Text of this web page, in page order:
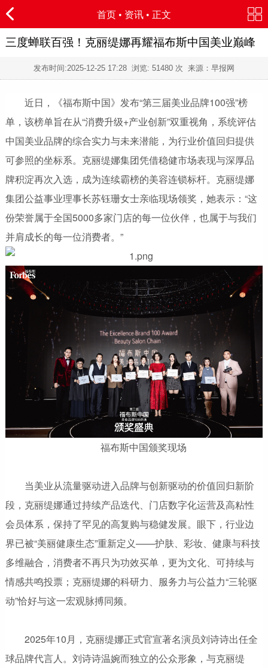
首页 • 资讯 • 正文
三度蝉联百强！克丽缇娜再耀福布斯中国美业巅峰
发布时间:2025-12-25 17:28 浏览: 51480 次 来源：早报网
近日，《福布斯中国》发布“第三届美业品牌100强”榜
单，该榜单旨在从“消费升级+产业创新”双重视角，系统评估
中国美业品牌的综合实力与未来潜能，为行业价值回归提供
可参照的坐标系。克丽缇娜集团凭借稳健市场表现与深厚品
牌积淀再次入选，成为连续霸榜的美容连锁标杆。克丽缇娜
集团公益事业理事长苏钰珊女士亲临现场领奖，她表示：“这
份荣誉属于全国5000多家门店的每一位伙伴，也属于与我们
并肩成长的每一位消费者。”
福布斯中国颁奖现场
当美业从流量驱动进入品牌与创新驱动的价值回归新阶
段，克丽缇娜通过持续产品迭代、门店数字化运营及高粘性
会员体系，保持了罕见的高复购与稳健发展。眼下，行业边
界已被“美丽健康生态”重新定义——护肤、彩妆、健康与科技
多维融合，消费者不再只为功效买单，更为文化、可持续与
情感共鸣投票；克丽缇娜的科研力、服务力与公益力“三轮驱
动”恰好与这一宏观脉搏同频。
2025年10月，克丽缇娜正式官宣著名演员刘诗诗出任全
球品牌代言人。刘诗诗温婉而独立的公众形象，与克丽缇